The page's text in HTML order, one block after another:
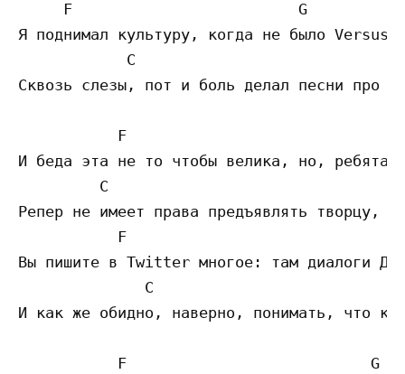
     F                         G
Я поднимал культуру, когда не было
C
Сквозь слезы, пот и боль делал песни про
F
И беда эта не то чтобы велика, но, ребята,
C
Репер не имеет права предъявлять творцу,
F
Вы пишите в Twitter многое: там диалоги
C
И как же обидно, наверно, понимать, что
           F                           G